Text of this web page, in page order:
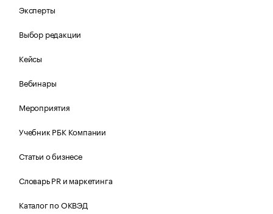
Эксперты
Выбор редакции
Кейсы
Вебинары
Мероприятия
Учебник РБК Компании
Статьи о бизнесе
Словарь PR и маркетинга
Каталог по ОКВЭД